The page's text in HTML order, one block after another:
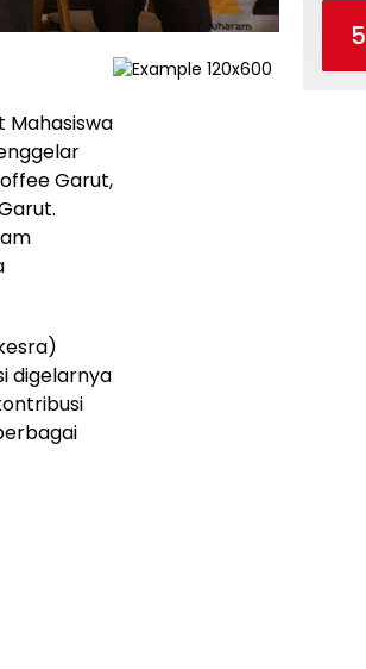
Mahasiswa
Garut,
digelarnya
5